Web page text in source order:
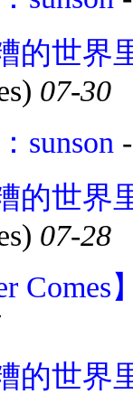
的世界
07-30
sunson
的世界
07-28
的世界